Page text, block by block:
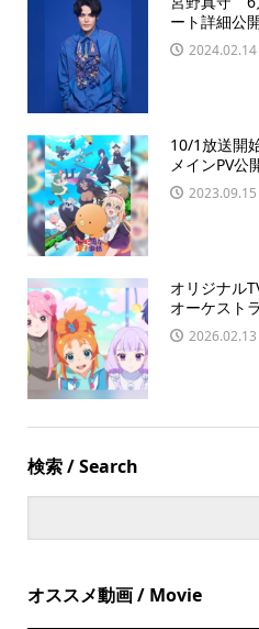
ート詳細公
2024.02.14
10/1放送開
メインPV公
2023.09.15
オリジナル
オーケスト
2026.02.13
検索 / Search
オススメ動画 / Movie